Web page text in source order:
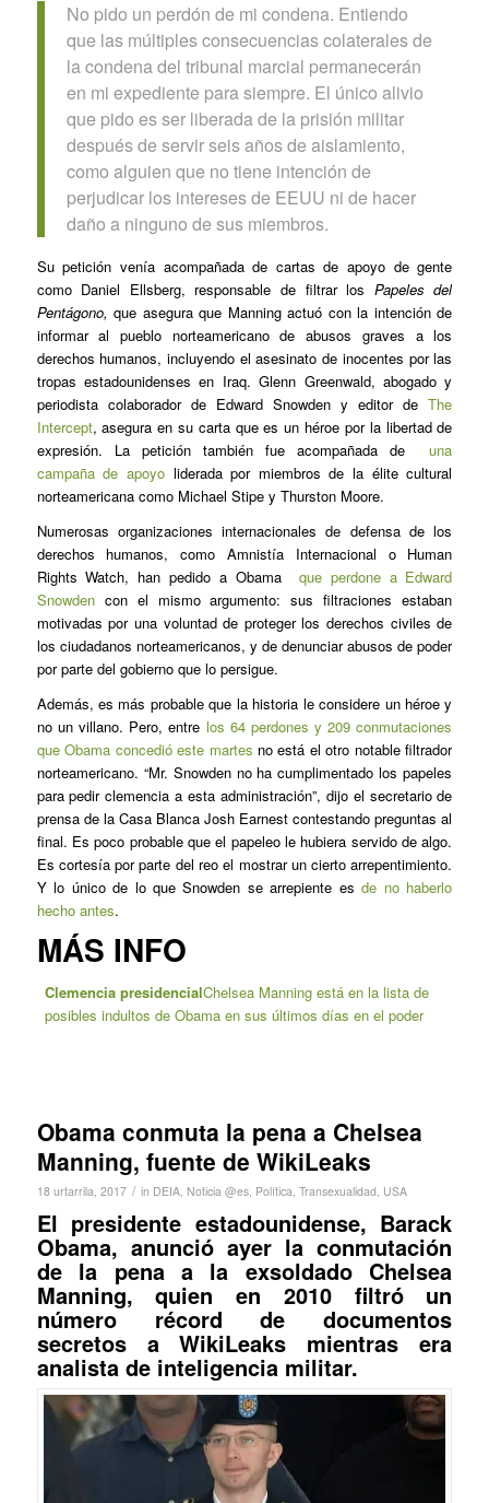
No pido un perdón de mi condena. Entiendo
que las múltiples consecuencias colaterales de
la condena del tribunal marcial permanecerán
en mi expediente para siempre. El único alivio
que pido es ser liberada de la prisión militar
después de servir seis años de aislamiento,
como alguien que no tiene intención de
perjudicar los intereses de EEUU ni de hacer
daño a ninguno de sus miembros.
Su petición venía acompañada de cartas de apoyo de gente
como Daniel Ellsberg, responsable de filtrar los Papeles del
Pentágono, que asegura que Manning actuó con la intención de
informar al pueblo norteamericano de abusos graves a los
derechos humanos, incluyendo el asesinato de inocentes por las
tropas estadounidenses en Iraq. Glenn Greenwald, abogado y
periodista colaborador de Edward Snowden y editor deThe
Intercept, asegura en su carta que es un héroe por la libertad de
expresión. La petición también fue acompañada de
una
campaña de apoyoliderada por miembros de la élite cultural
norteamericana como Michael Stipe y Thurston Moore.
Numerosas organizaciones internacionales de defensa de los
derechos humanos, como Amnistía Internacional o Human
Rights Watch, han pedido a Obama
que perdone a Edward
Snowdencon el mismo argumento: sus filtraciones estaban
motivadas por una voluntad de proteger los derechos civiles de
los ciudadanos norteamericanos, y de denunciar abusos de poder
por parte del gobierno que lo persigue.
Además, es más probable que la historia le considere un héroe y
no un villano. Pero, entre los 64 perdones y 209 conmutaciones
que Obama concedió este martes no está el otro notable filtrador
norteamericano. “Mr. Snowden no ha cumplimentado los papeles
para pedir clemencia a esta administración”, dijo el secretario de
prensa de la Casa Blanca Josh Earnest contestando preguntas al
final. Es poco probable que el papeleo le hubiera servido de algo.
Es cortesía por parte del reo el mostrar un cierto arrepentimiento.
Y lo único de lo que Snowden se arrepiente esde no haberlo
hecho antes.
MÁS INFO
Clemencia presidencialChelsea Manning está en la lista de
posibles indultos de Obama en sus últimos días en el poder
Obama conmuta la pena a Chelsea
Manning, fuente de WikiLeaks
18 urtarrila, 2017 / in DEIA, Noticia @es, Política, Transexualidad, USA
El presidente estadounidense, Barack
Obama, anunció ayer la conmutación
de la pena a la exsoldado Chelsea
Manning, quien en 2010 filtró un
número récord de documentos
secretos a WikiLeaks mientras era
analista de inteligencia militar.